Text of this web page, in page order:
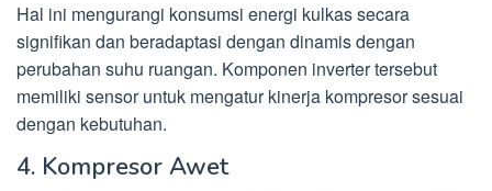
Hal ini mengurangi konsumsi energi kulkas secara
signifikan dan beradaptasi dengan dinamis dengan
perubahan suhu ruangan. Komponen inverter tersebut
memiliki sensor untuk mengatur kinerja kompresor sesuai
dengan kebutuhan.
4. Kompresor Awet